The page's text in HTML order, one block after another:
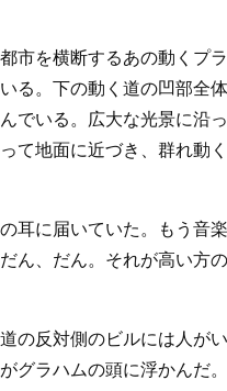
市を横断するあの動く
る。下の動く道の凹部全
でいる。広大な光景に
て地面に近づき、群れ
耳に届いていた。もう音
ん、だん。それが高い
の反対側のビルには人が
グラハムの頭に浮かんだ。